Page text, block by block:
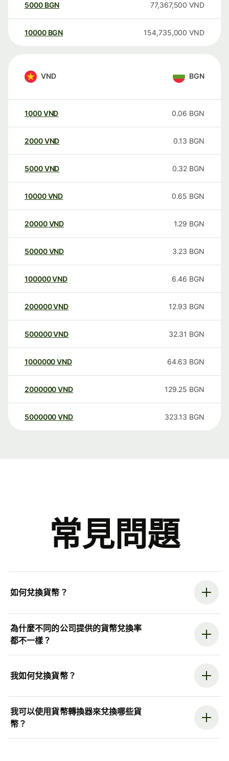
5000 BGN 77,367,500 VND
10000 BGN 154,735,000 VND
VND BGN
1000VND 0.06 BGN
2000VND 0.13 BGN
5000VND 0.32 BGN
10000 VND 0.65 BGN
20000 VND 1.29 BGN
50000 VND 3.23 BGN
100000VND 6.46 BGN
200000VND 12.93 BGN
500000VND 32.31 BGN
1000000VND 64.63 BGN
2000000VND 129.25 BGN
5000000VND 323.13 BGN
常見問題
如何兌換貨幣？
為什麼不同的公司提供的貨幣兌換率
都不一樣？
我如何兌換貨幣？
我可以使用貨幣轉換器來兌換哪些貨
幣？